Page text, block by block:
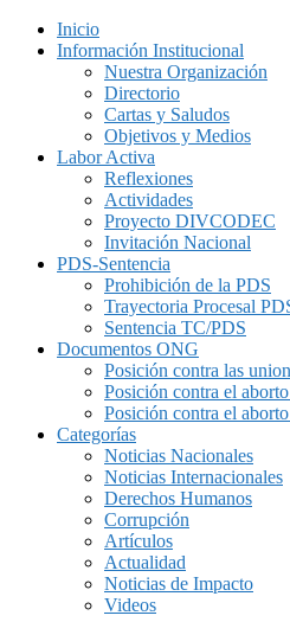
Inicio
Información Institucional
Nuestra Organización
Directorio
Cartas y Saludos
Objetivos y Medios
Labor Activa
Reflexiones
Actividades
Proyecto DIVCODEC
Invitación Nacional
PDS-Sentencia
Prohibición de la PDS
Trayectoria Procesal
Sentencia TC/PDS
Documentos ONG
Posición contra las
Posición contra el
Posición contra el
Categorías
Noticias Nacionales
Noticias Internacionales
Derechos Humanos
Corrupción
Artículos
Actualidad
Noticias de Impacto
Videos